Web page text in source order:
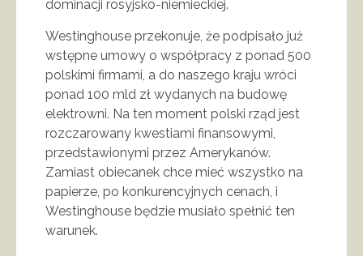
dominacji rosyjsko-niemieckiej.
Westinghouse przekonuje, że podpisało już
wstępne umowy o współpracy z ponad 500
polskimi firmami, a do naszego kraju wróci
ponad 100 mld zł wydanych na budowę
elektrowni. Na ten moment polski rząd jest
rozczarowany kwestiami finansowymi,
przedstawionymi przez Amerykanów.
Zamiast obiecanek chce mieć wszystko na
papierze, po konkurencyjnych cenach, i
Westinghouse będzie musiało spełnić ten
warunek.